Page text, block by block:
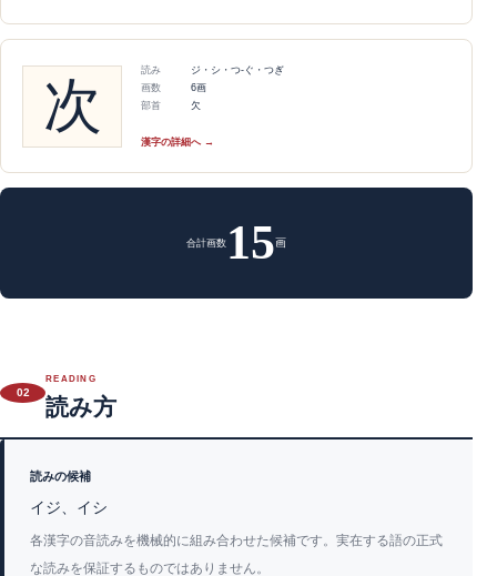
次
読み
ジ・シ・つ-ぐ・つぎ
画数
6画
部首
欠
漢字の詳細へ →
合計画数 15画
02
READING
読み方
読みの候補
イジ、イシ
各漢字の音読みを機械的に組み合わせた候補です。実在する語の正式
な読みを保証するものではありません。